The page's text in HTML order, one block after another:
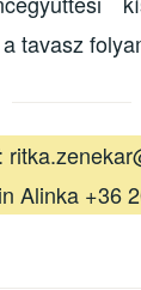
tavasz
Alinka +36